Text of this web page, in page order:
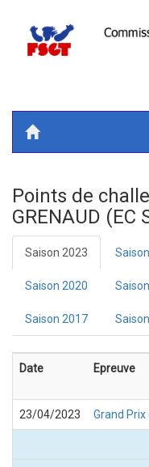
Points de
GRENAUD (EC
Saison 2023
Saison 2020
Saison 2017
Date Epreuve
23/04/2023 Grand